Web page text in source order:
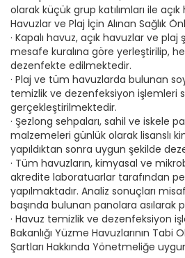
olarak küçük grup katılımları ile
Havuzlar ve Plaj İçin Alınan Sağlık
· Kapalı havuz, açık havuzlar ve plaj
mesafe kuralına göre yerleştirilip,
dezenfekte edilmektedir.
· Plaj ve tüm havuzlarda bulunan
temizlik ve dezenfeksiyon işlemleri
gerçekleştirilmektedir.
· Şezlong sehpaları, sahil ve iskele
malzemeleri günlük olarak lisanslı
yapıldıktan sonra uygun şekilde
· Tüm havuzların, kimyasal ve
akredite laboratuarlar tarafından
yapılmaktadır. Analiz sonuçları
başında bulunan panolara asılarak
· Havuz temizlik ve dezenfeksiyon
Bakanlığı Yüzme Havuzlarının Tabi
Şartları Hakkında Yönetmeliğe